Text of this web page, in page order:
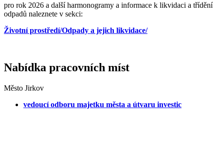
pro rok 2026 a další harmonogramy a informace k likvidaci a třídění
odpadů naleznete v sekci:
Životní prostředí/Odpady a jejich likvidace/
Nabídka pracovních míst
Město Jirkov
vedoucí odboru majetku města a útvaru investic